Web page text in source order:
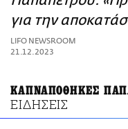
ΑΜΠΑ
PRINT
για την
LIFO NEWSROOM
21.12.2023
ΚΑΠΝΑΠΟΘΗΚΕΣ
ΕΙΔΗΣΕΙΣ